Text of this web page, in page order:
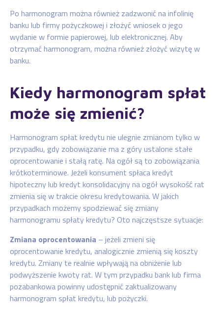
Po harmonogram można również zadzwonić na infolinię
banku lub firmy pożyczkowej i złożyć wniosek o jego
wydanie w formie papierowej, lub elektronicznej. Aby
otrzymać harmonogram, można również złożyć wizytę w
banku.
Kiedy harmonogram spłat
może się zmienić?
Harmonogram spłat kredytu nie ulegnie zmianom tylko w
przypadku, gdy zobowiązanie ma z góry ustalone stałe
oprocentowanie i stałą ratę. Na ogół są to zobowiązania
krótkoterminowe. Jeżeli konsument spłaca kredyt
hipoteczny lub kredyt konsolidacyjny na ogół wysokość rat
zmienia się w trakcie okresu kredytowania. W jakich
przypadkach możemy spodziewać się zmiany
harmonogramu spłaty kredytu? Oto najczęstsze sytuacje:
Zmiana oprocentowania – jeżeli zmieni się
oprocentowanie kredytu, analogicznie zmienią się koszty
kredytu. Zmiany te realnie wpływają na obniżenie lub
podwyższenie kwoty rat. W tym przypadku bank lub firma
pozabankowa powinny udostępnić zaktualizowany
harmonogram spłat kredytu, lub pożyczki.